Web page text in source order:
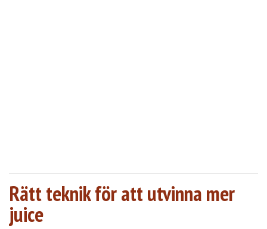
Rätt teknik för att utvinna mer
juice